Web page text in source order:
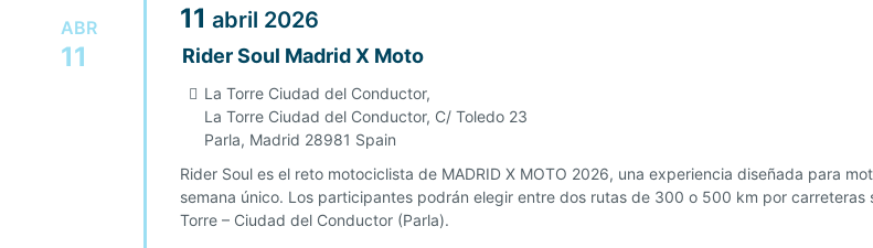
ABR
11
11 abril 2026
Rider Soul Madrid X Moto
La Torre Ciudad del Conductor,
La Torre Ciudad del Conductor, C/ Toledo 23
Parla, Madrid 28981 Spain
Rider Soul es el reto motociclista de MADRID X MOTO 2026, una experiencia diseñada para
semana único. Los participantes podrán elegir entre dos rutas de 300 o 500 km por
Torre – Ciudad del Conductor (Parla).